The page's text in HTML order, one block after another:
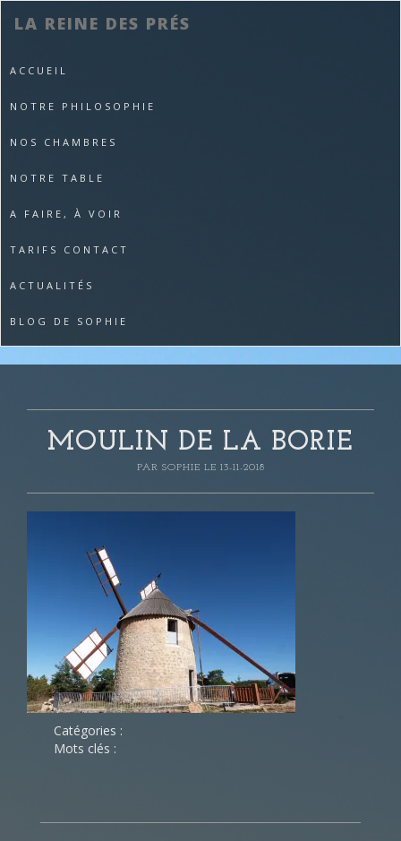
LA REINE DES PRÉS
ACCUEIL
NOTRE PHILOSOPHIE
NOS CHAMBRES
NOTRE TABLE
A FAIRE, À VOIR
TARIFS CONTACT
ACTUALITÉS
BLOG DE SOPHIE
MOULIN DE LA BORIE
PAR SOPHIE LE 13-11-2018
Catégories :
Mots clés :